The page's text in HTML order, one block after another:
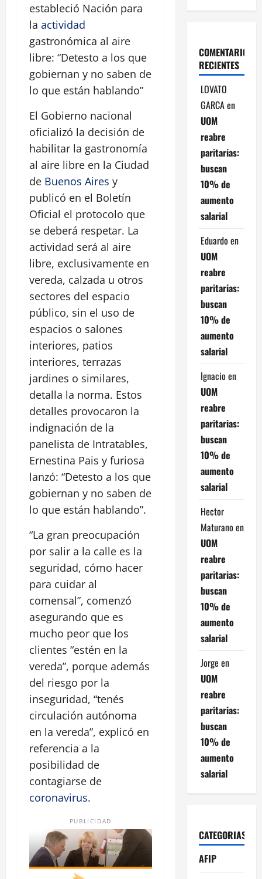
estableció Nación para
la actividad
gastronómica al aire
libre: “Detesto a los que
gobiernan y no saben de
lo que están hablando”
El Gobierno nacional
oficializó la decisión de
habilitar la gastronomía
al aire libre en la Ciudad
de Buenos Aires y
publicó en el Boletín
Oficial el protocolo que
se deberá respetar. La
actividad será al aire
libre, exclusivamente en
vereda, calzada u otros
sectores del espacio
público, sin el uso de
espacios o salones
interiores, patios
interiores, terrazas
jardines o similares,
detalla la norma. Estos
detalles provocaron la
indignación de la
panelista de Intratables,
Ernestina Pais y furiosa
lanzó: “Detesto a los que
gobiernan y no saben de
lo que están hablando”.
“La gran preocupación
por salir a la calle es la
seguridad, cómo hacer
para cuidar al
comensal”, comenzó
asegurando que es
mucho peor que los
clientes “estén en la
vereda”, porque además
del riesgo por la
inseguridad, “tenés
circulación autónoma
en la vereda”, explicó en
referencia a la
posibilidad de
contagiarse de
coronavirus.
PUBLICIDAD
COMENTARIOS
RECIENTES
LOVATO
GARCAen
UOM
reabre
paritarias:
buscan
10% de
aumento
salarial
Eduardo en
UOM
reabre
paritarias:
buscan
10% de
aumento
salarial
Ignacio en
UOM
reabre
paritarias:
buscan
10% de
aumento
salarial
Hector
Maturano en
UOM
reabre
paritarias:
buscan
10% de
aumento
salarial
Jorge en
UOM
reabre
paritarias:
buscan
10% de
aumento
salarial
CATEGORIAS
AFIP